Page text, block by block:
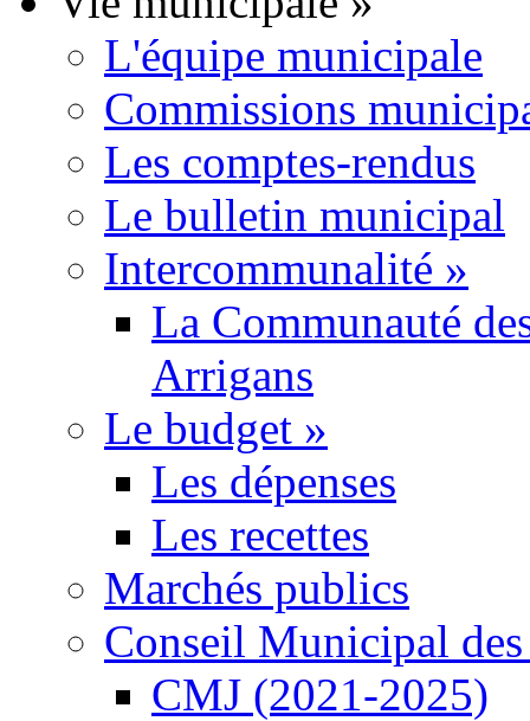
L'équipe municipale
Commissions
Les comptes-rendus
Le bulletin municipal
Intercommunalité »
La Communauté
Arrigans
Le budget »
Les dépenses
Les recettes
Marchés publics
Conseil Municipal
CMJ (2021-2025)